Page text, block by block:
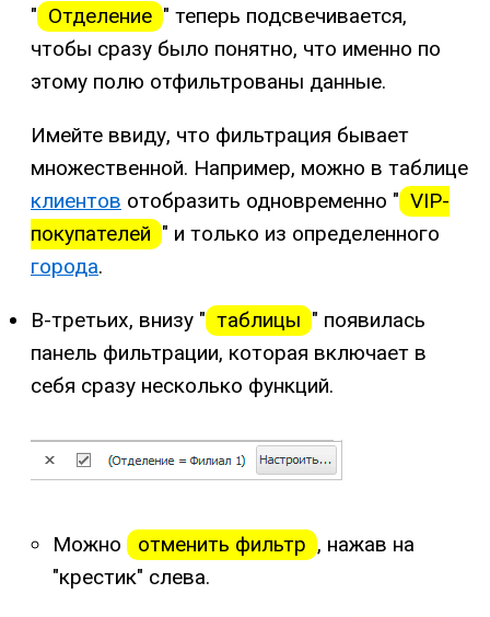
" Отделение " теперь подсвечивается,
чтобы сразу было понятно, что именно по
этому полю отфильтрованы данные.
Имейте ввиду, что фильтрация бывает
множественной. Например, можно в таблице
клиентов отобразить одновременно " VIP-
покупателей " и только из определенного
города.
В-третьих, внизу " таблицы " появилась
панель фильтрации, которая включает в
себя сразу несколько функций.
Можно отменить фильтр , нажав на
"крестик" слева.